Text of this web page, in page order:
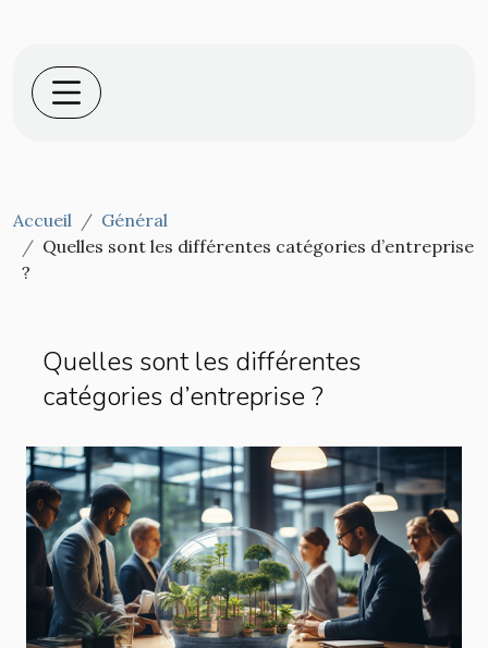
Accueil
Général
Quelles sont les différentes catégories d’entreprise
?
Quelles sont les différentes
catégories d’entreprise ?